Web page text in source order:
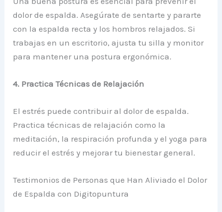
dolor de espalda. Asegúrate de sentarte y pararte
con la espalda recta y los hombros relajados. Si
trabajas en un escritorio, ajusta tu silla y monitor
para mantener una postura ergonómica.
4. Practica Técnicas de Relajación
El estrés puede contribuir al dolor de espalda.
Practica técnicas de relajación como la
meditación, la respiración profunda y el yoga para
reducir el estrés y mejorar tu bienestar general.
Testimonios de Personas que Han Aliviado el Dolor
de Espalda con Digitopuntura